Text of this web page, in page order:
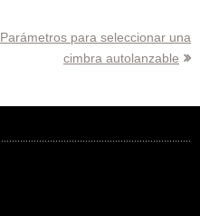
Parámetros para seleccionar una
cimbra autolanzable